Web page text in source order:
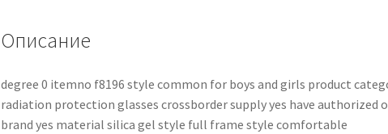
Описание
degree 0 itemno f8196 style common for boys and girls product
radiation protection glasses crossborder supply yes have authorized
brand yes material silica gel style full frame style comfortable